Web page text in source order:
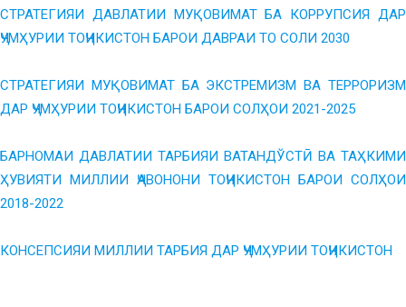
СТРАТЕГИЯИ ДАВЛАТИИ МУҚОВИМАТ БА КОРРУПСИЯ ДАР
ҶУМҲУРИИ ТОҶИКИСТОН БАРОИ ДАВРАИ ТО СОЛИ 2030
СТРАТЕГИЯИ МУҚОВИМАТ БА ЭКСТРЕМИЗМ ВА ТЕРРОРИЗМ
ДАР ҶУМҲУРИИ ТОҶИКИСТОН БАРОИ СОЛҲОИ 2021-2025
БАРНОМАИ ДАВЛАТИИ ТАРБИЯИ ВАТАНДЎСТӢ ВА ТАҲКИМИ
ҲУВИЯТИ МИЛЛИИ ҶАВОНОНИ ТОҶИКИСТОН БАРОИ СОЛҲОИ
2018-2022
КОНСЕПСИЯИ МИЛЛИИ ТАРБИЯ ДАР ҶУМҲУРИИ ТОҶИКИСТОН